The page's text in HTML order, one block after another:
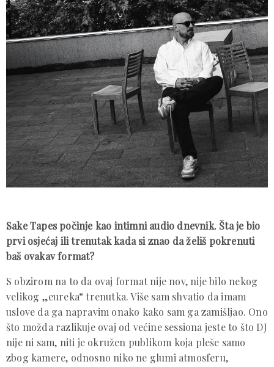
Sake Tapes počinje kao intimni audio dnevnik. Šta je bio
prvi osjećaj ili trenutak kada si znao da želiš pokrenuti
baš ovakav format?
S obzirom na to da ovaj format nije nov, nije bilo nekog
velikog „eureka“ trenutka. Više sam shvatio da imam
uslove da ga napravim onako kako sam ga zamišljao. Ono
što možda razlikuje ovaj od većine sessiona jeste to što DJ
nije ni sam, niti je okružen publikom koja pleše samo
zbog kamere, odnosno niko ne glumi atmosferu,